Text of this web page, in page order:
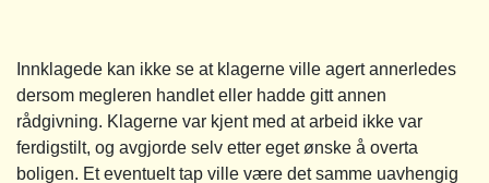
Innklagede kan ikke se at klagerne ville agert annerledes
dersom megleren handlet eller hadde gitt annen
rådgivning. Klagerne var kjent med at arbeid ikke var
ferdigstilt, og avgjorde selv etter eget ønske å overta
boligen. Et eventuelt tap ville være det samme uavhengig